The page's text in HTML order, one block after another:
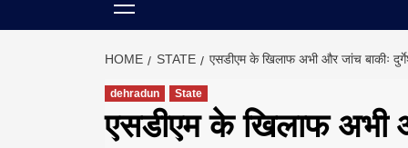
HOME STATE एसडीएम के खिलाफ अभी और जांच बाकीः
dehradun State
एसडीएम के खिलाफ अभी